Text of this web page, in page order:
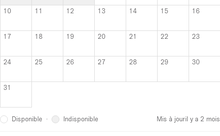
10 11 12 13 14 15 16
17 18 19 20 21 22 23
24 25 26 27 28 29 30
31
Disponible · Indisponible Mis à jouril y a 2 mois